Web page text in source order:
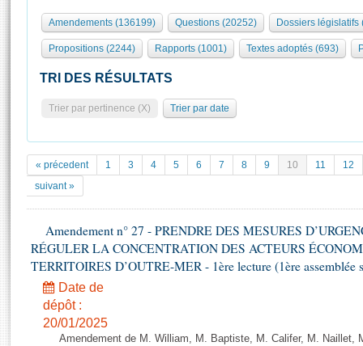
577 députés
Groupes politiques
Commissions et autres organes
Europe et International
Pétitions
Documents parlementaires
Projets de loi
Propositions de loi
Amendements
Textes adoptés
Rapports d'information
Rapports d'enquête
Organisation de l'Assemblée
Présidence Conférence des Présidents Bureau Collège des
Statistiques et chiffres clés
Documents de référence
( Constitution | Règlement de l'Assemblée ... )
Histoire
Juniors
Anciennes législatures
Liens vers les sites publics
Visite virtuelle du palais Bourbon
Assister à une séance
La Bibliothèque
Les archives
Photos libres de droit
Amendements (136199) Questions (20252) Dossiers législatifs
Propositions (2244) Rapports (1001) Textes adoptés (693)
TRI DES RÉSULTATS
Trier par pertinence (X) Trier par date
« précedent 1 3 4 5 6 7 8 9 10 11
12
suivant »
Amendement n° 27 - PRENDRE DES MESURES
RÉGULER LA CONCENTRATION DES ACTEURS
TERRITOIRES D’OUTRE-MER - 1ère lecture (1ère assemblée
Date de
dépôt :
20/01/2025
Amendement de M. William, M. Baptiste, M. Califer, M. Naillet,